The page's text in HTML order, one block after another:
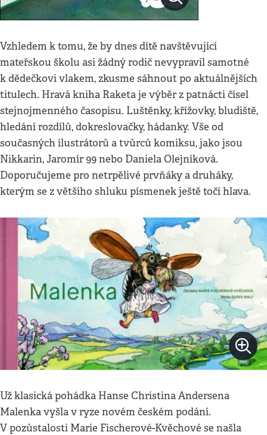
Vzhledem k tomu, že by dnes dítě navštěvující
mateřskou školu asi žádný rodič nevypravil samotné
k dědečkovi vlakem, zkusme sáhnout po aktuálnějších
titulech. Hravá kniha Raketa je výběr z patnácti čísel
stejnojmenného časopisu. Luštěnky, křížovky, bludiště,
hledání rozdílů, dokreslovačky, hádanky. Vše od
současných ilustrátorů a tvůrců komiksu, jako jsou
Nikkarin, Jaromír 99 nebo Daniela Olejníková.
Doporučujeme pro netrpělivé prvňáky a druháky,
kterým se z většího shluku písmenek ještě točí hlava.
Už klasická pohádka Hanse Christina Andersena
Malenka vyšla v ryze novém českém podání.
V pozůstalosti Marie Fischerové-Kvěchové se našla